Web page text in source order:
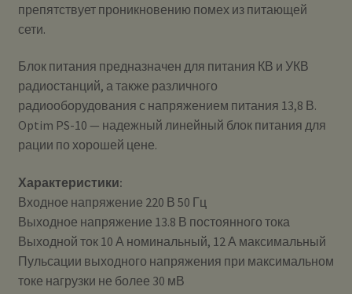
препятствует проникновению помех из питающей
сети.
Блок питания предназначен для питания КВ и УКВ
радиостанций, а также различного
радиооборудования с напряжением питания 13,8 В.
Optim PS-10 — надежный линейный блок питания для
рации по хорошей цене.
Характеристики:
Входное напряжение 220 В 50 Гц
Выходное напряжение 13.8 В постоянного тока
Выходной ток 10 А номинальный, 12 А максимальный
Пульсации выходного напряжения при максимальном
токе нагрузки не более 30 мВ